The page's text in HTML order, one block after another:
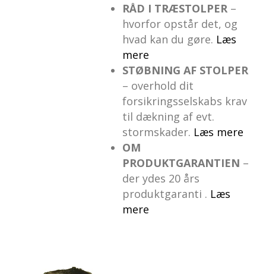
RÅD I TRÆSTOLPER–
hvorfor opstår det, og
hvad kan du gøre. Læs
mere
STØBNING AF STOLPER
– overhold dit
forsikringsselskabs krav
til dækning af evt.
stormskader. Læs mere
OM
PRODUKTGARANTIEN –
der ydes 20 års
produktgaranti . Læs
mere